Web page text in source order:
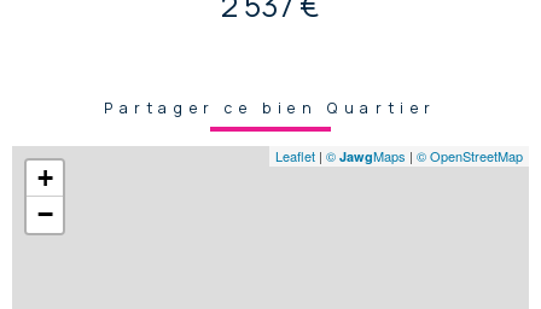
Partager ce bien Quartier
+
−
Leaflet | © JawgMaps | © OpenStreetMap